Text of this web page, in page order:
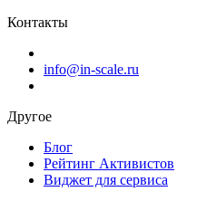
Контакты
info@in-scale.ru
Другое
Блог
Рейтинг Активистов
Виджет для сервиса